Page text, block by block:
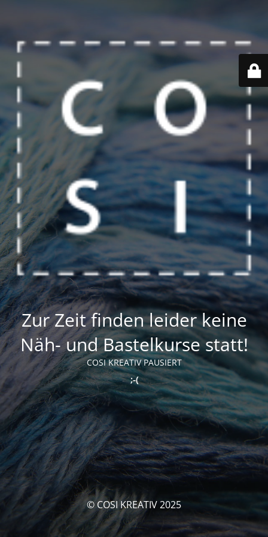
Zur Zeit finden leider keine
Näh- und Bastelkurse statt!
COSI KREATIV PAUSIERT
;-(
© COSI KREATIV 2025